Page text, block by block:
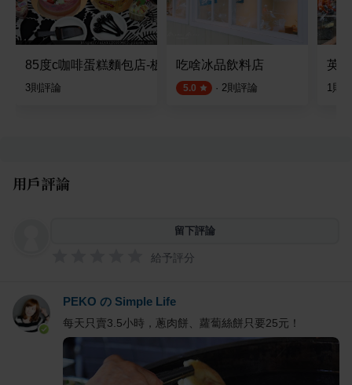
85度c咖啡蛋糕麵包店-板橋莒光店
3則評論
吃啥冰品飲料店
5.0 · 2則評論
英
1則
用戶評論
留下評論
給予評分
PEKO の Simple Life
每天只賣3.5小時，蔥肉餅、蘿蔔絲餅只要25元！